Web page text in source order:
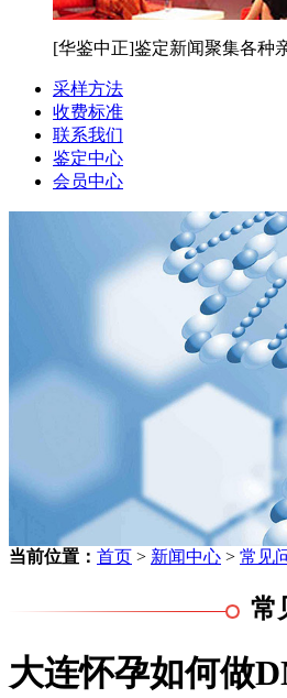
[华鉴中正]鉴定新闻聚集各种
采样方法
收费标准
联系我们
鉴定中心
会员中心
当前位置： 首页 > 新闻中心 > 常见
常
大连怀孕如何做